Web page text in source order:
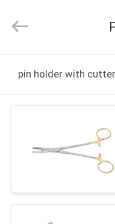
PRODUKTE
ÜBER
FABRIK-
Developed
pin holder with